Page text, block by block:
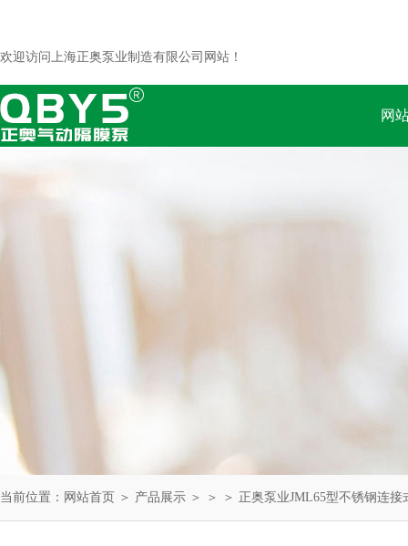
欢迎访问上海正奥泵业制造有限公司网站！
网
当前位置： 网站首页 ＞ 产品展示 ＞ ＞ ＞ 正奥泵业JML65型不锈钢连接